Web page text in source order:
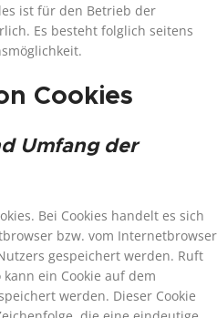
ist für den Betrieb der
Es besteht folglich seitens
Cookies
Umfang der
Bei Cookies handelt es sich
bzw. vom Internetbrowser
gespeichert werden. Ruft
ein Cookie auf dem
werden. Dieser Cookie